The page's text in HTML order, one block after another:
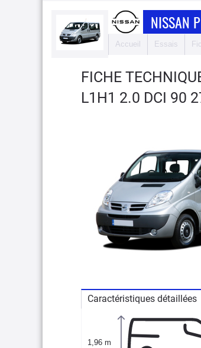
NISSAN
Accueil Essais
FICHE
L1H1 2.0 DCI 90
Caractéristiques détaillées
1,96 m